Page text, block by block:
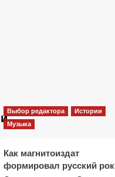
Выбор редактора
Истории
Музыка
Как магнитоиздат
формировал русский рок